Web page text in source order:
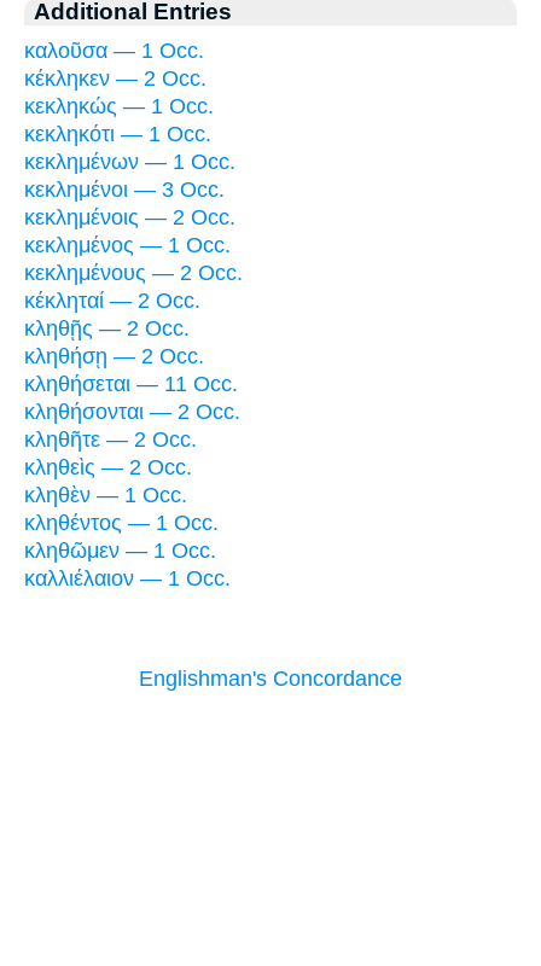
Additional Entries
καλοῦσα — 1 Occ.
κέκληκεν — 2 Occ.
κεκληκώς — 1 Occ.
κεκληκότι — 1 Occ.
κεκλημένων — 1 Occ.
κεκλημένοι — 3 Occ.
κεκλημένοις — 2 Occ.
κεκλημένος — 1 Occ.
κεκλημένους — 2 Occ.
κέκληταί — 2 Occ.
κληθῇς — 2 Occ.
κληθήσῃ — 2 Occ.
κληθήσεται — 11 Occ.
κληθήσονται — 2 Occ.
κληθῆτε — 2 Occ.
κληθεὶς — 2 Occ.
κληθὲν — 1 Occ.
κληθέντος — 1 Occ.
κληθῶμεν — 1 Occ.
καλλιέλαιον — 1 Occ.
Englishman's Concordance